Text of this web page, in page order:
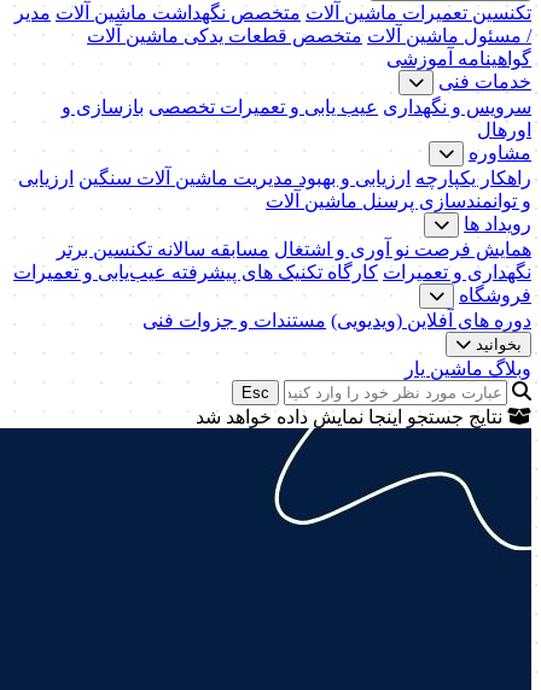
تکنسین تعمیرات ماشین آلات متخصص نگهداشت ماشین آلات مدیر
/ مسئول ماشین آلات متخصص قطعات یدکی ماشین آلات
گواهینامه آموزشی
خدمات فنی
سرویس و نگهداری عیب یابی و تعمیرات تخصصی بازسازی و
اورهال
مشاوره
راهکار یکپارچه ارزیابی و بهبود مدیریت ماشین آلات سنگین ارزیابی
و توانمندسازی پرسنل ماشین آلات
رویداد ها
همایش فرصت نو آوری و اشتغال مسابقه سالانه تکنسین برتر
نگهداری و تعمیرات کارگاه تکنیک‌ های پیشرفته عیب‌یابی و تعمیرات
فروشگاه
دوره های آفلاین (ویدیویی) مستندات و جزوات فنی
بخوانید
وبلاگ ماشین یار
Esc
نتایج جستجو اینجا نمایش داده خواهد شد